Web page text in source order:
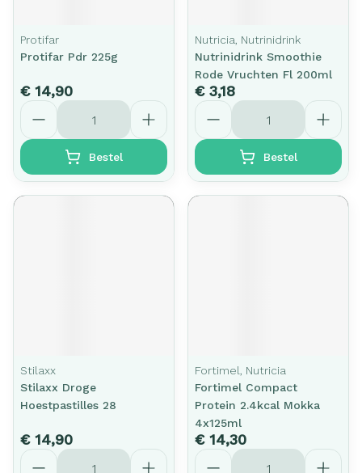
Protifar
Protifar Pdr 225g
€ 14,90
Aantal
Bestel
Nutricia, Nutrinidrink
Nutrinidrink Smoothie
Rode Vruchten Fl 200ml
€ 3,18
Aantal
Bestel
Stilaxx
Stilaxx Droge
Hoestpastilles 28
€ 14,90
Aantal
Fortimel, Nutricia
Fortimel Compact
Protein 2.4kcal Mokka
4x125ml
€ 14,30
Aantal